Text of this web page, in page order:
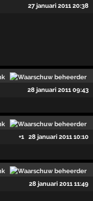
27 januari 2011 20:38
28 januari 2011 09:43
+1
28 januari 2011 10:10
28 januari 2011 11:49